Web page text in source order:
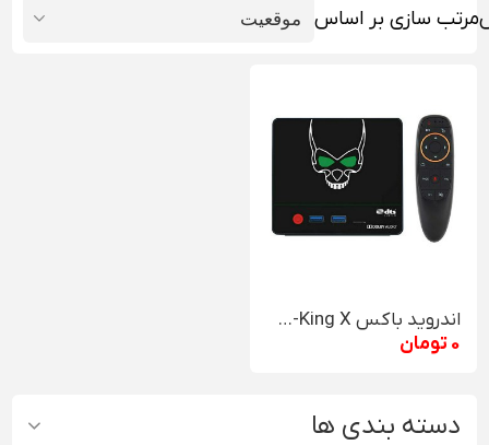
دسته بندی ها
مرتب سازی بر اساس
اندروید باکس Beelink GS-King X
0 تومان